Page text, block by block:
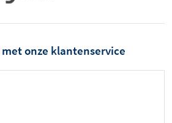
onze klantenservice